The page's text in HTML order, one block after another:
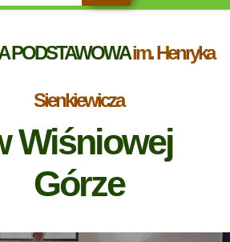
PODSTAWOWAim. Henryka
Sienkiewicza
Wiśniowej
Górze